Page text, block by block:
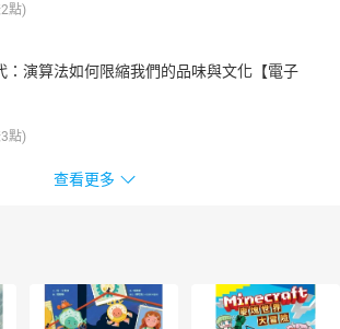
2點)
：演算法如何限縮我們的品味與文化【電子
3點)
查看更多